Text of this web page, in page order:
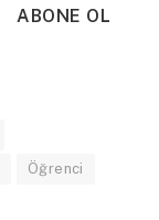
ABONE OL
Öğrenci